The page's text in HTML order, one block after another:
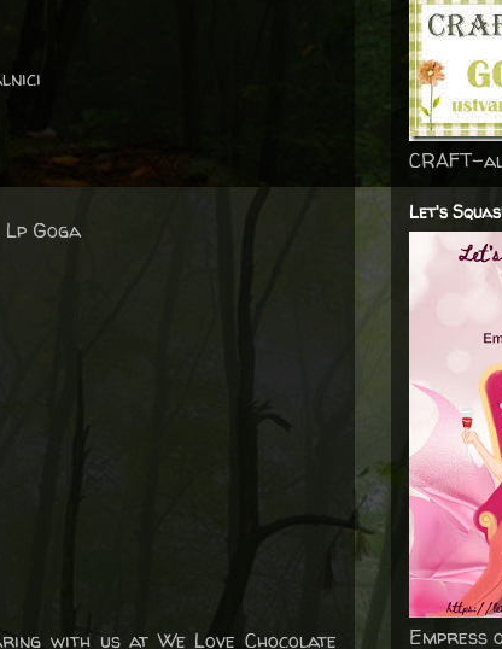
Goga
with us at We Love Chocolate
CRAFT-
Let's
Empress